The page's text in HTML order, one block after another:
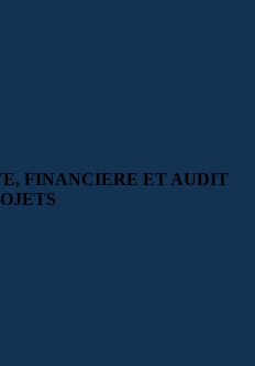
FINANCIERE ET AUDIT